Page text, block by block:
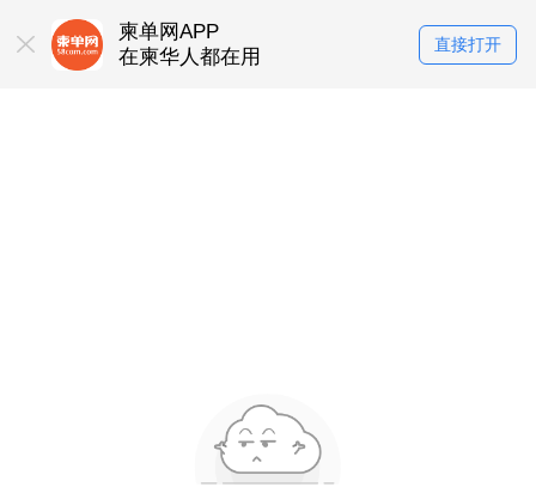
柬单网APP
在柬华人都在用
直接打开